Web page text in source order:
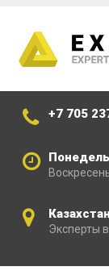
+7 705
Казахстан
Эксперты